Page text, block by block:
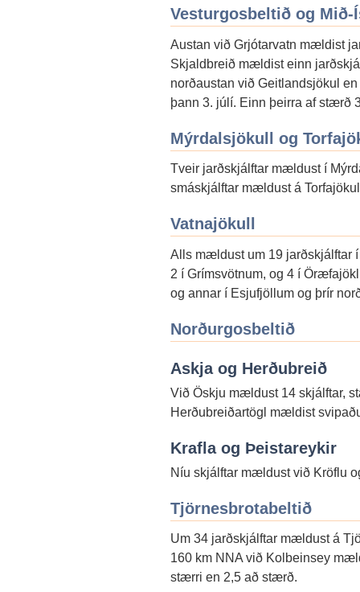
Vesturgosbeltið og
Austan við Grjótarvatn mældist
Skjaldbreið mældist einn
norðaustan við Geitlandsjökul
þann 3. júlí. Einn þeirra af stærð
Mýrdalsjökull og
Tveir jarðskjálftar mældust í
smáskjálftar mældust á
Vatnajökull
Alls mældust um 19 jarðskjálftar
2 í Grímsvötnum, og 4 í
og annar í Esjufjöllum og þrír
Norðurgosbeltið
Askja og Herðubreið
Við Öskju mældust 14 skjálftar,
Herðubreiðartögl mældist
Krafla og Þeistareykir
Níu skjálftar mældust við Kröflu
Tjörnesbrotabeltið
Um 34 jarðskjálftar mældust á
160 km NNA við Kolbeinsey
stærri en 2,5 að stærð.